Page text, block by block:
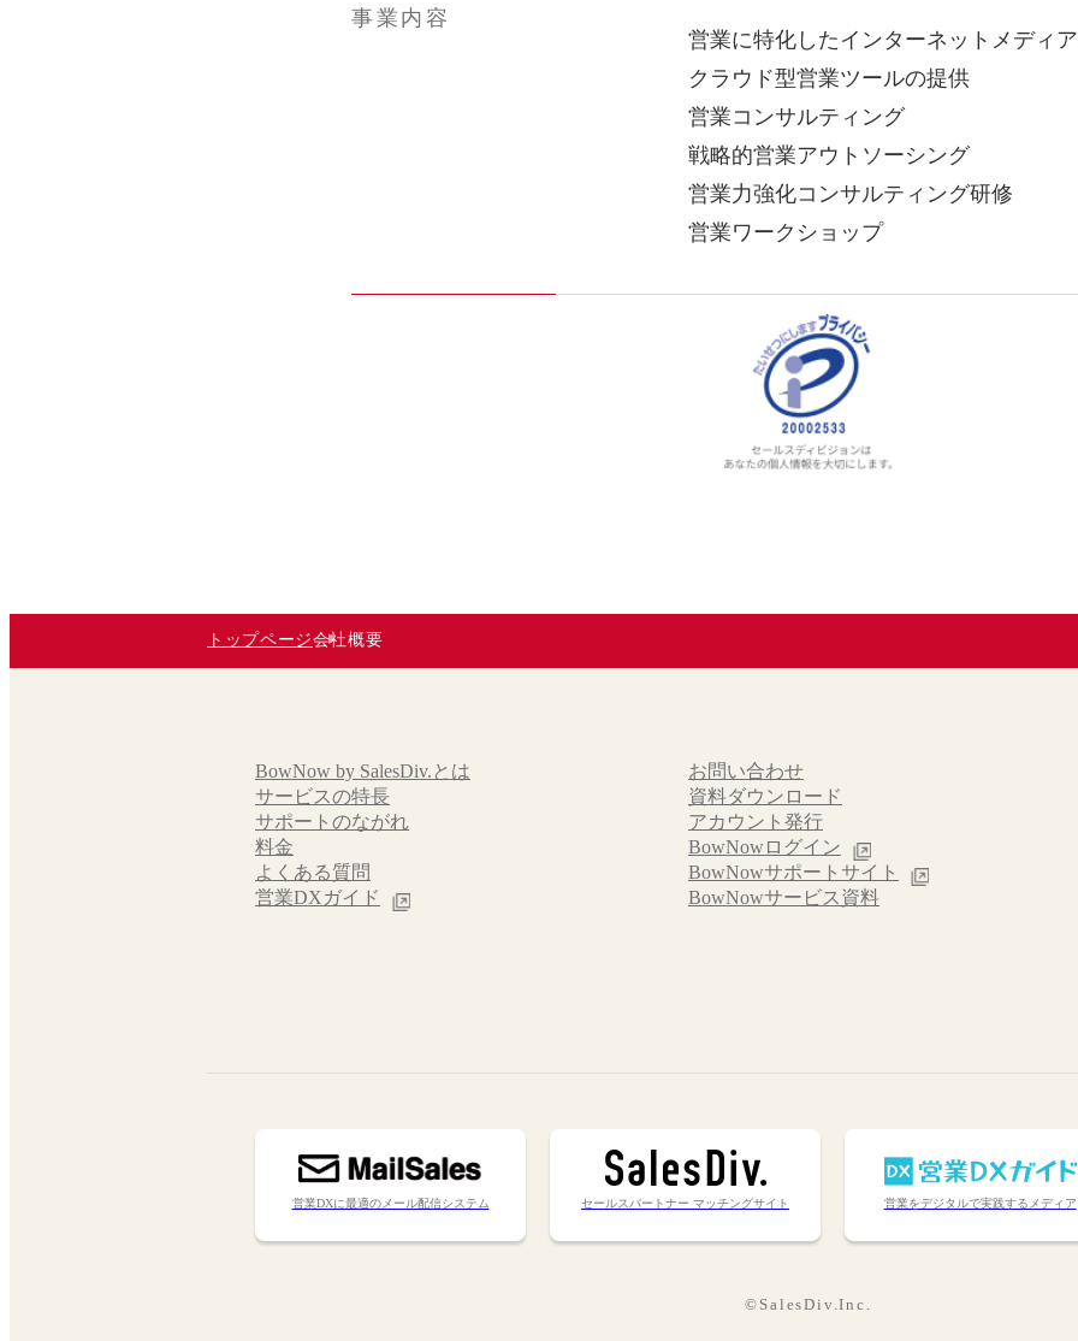
事業内容
営業に特化したインターネットメディ
クラウド型営業ツールの提供
営業コンサルティング
戦略的営業アウトソーシング
営業力強化コンサルティング研修
営業ワークショップ
トップページ会社概要
BowNow by SalesDiv.とは
サービスの特長
サポートのながれ
料金
よくある質問
営業DXガイド
お問い合わせ
資料ダウンロード
アカウント発行
BowNowログイン
BowNowサポートサイト
BowNowサービス資料
営業DXに最適のメール配信システム セールスパートナー マッチングサイト 営業をデジタルで実践するメディア
©️SalesDiv.Inc.